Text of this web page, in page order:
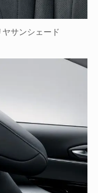
サンシェード